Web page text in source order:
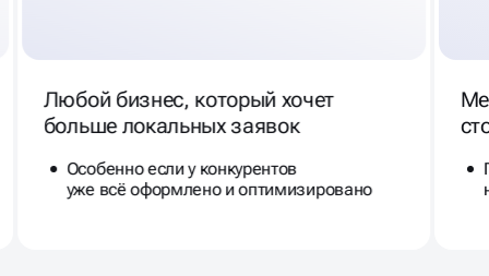
Любой бизнес, который хочет
больше локальных заявок
Особенно если у конкурентов
уже всё оформлено и оптимизировано